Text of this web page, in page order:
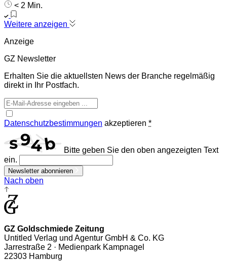
< 2 Min.
Weitere anzeigen
Anzeige
GZ Newsletter
Erhalten Sie die aktuellsten News der Branche regelmäßig
direkt in Ihr Postfach.
Datenschutzbestimmungen akzeptieren *
Bitte geben Sie den oben angezeigten Text
ein.
Newsletter abonnieren
Nach oben
GZ Goldschmiede Zeitung
Untitled Verlag und Agentur GmbH & Co. KG
Jarrestraße 2 · Medienpark Kampnagel
22303 Hamburg